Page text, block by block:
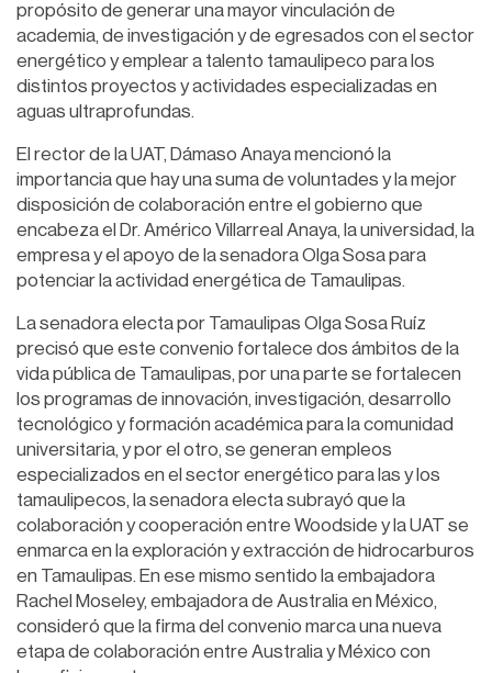
propósito de generar una mayor vinculación de
academia, de investigación y de egresados con el sector
energético y emplear a talento tamaulipeco para los
distintos proyectos y actividades especializadas en
aguas ultraprofundas.
El rector de la UAT, Dámaso Anaya mencionó la
importancia que hay una suma de voluntades y la mejor
disposición de colaboración entre el gobierno que
encabeza el Dr. Américo Villarreal Anaya, la universidad, la
empresa y el apoyo de la senadora Olga Sosa para
potenciar la actividad energética de Tamaulipas.
La senadora electa por Tamaulipas Olga Sosa Ruíz
precisó que este convenio fortalece dos ámbitos de la
vida pública de Tamaulipas, por una parte se fortalecen
los programas de innovación, investigación, desarrollo
tecnológico y formación académica para la comunidad
universitaria, y por el otro, se generan empleos
especializados en el sector energético para las y los
tamaulipecos, la senadora electa subrayó que la
colaboración y cooperación entre Woodside y la UAT se
enmarca en la exploración y extracción de hidrocarburos
en Tamaulipas. En ese mismo sentido la embajadora
Rachel Moseley, embajadora de Australia en México,
consideró que la firma del convenio marca una nueva
etapa de colaboración entre Australia y México con